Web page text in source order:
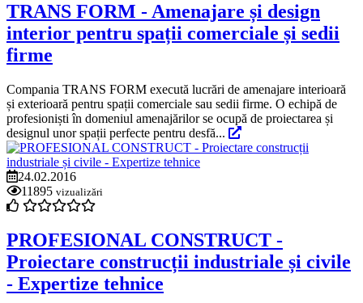
TRANS FORM - Amenajare și design
interior pentru spații comerciale și sedii
firme
Compania TRANS FORM execută lucrări de amenajare interioară
și exterioară pentru spații comerciale sau sedii firme. O echipă de
profesioniști în domeniul amenajărilor se ocupă de proiectarea și
designul unor spații perfecte pentru desfă...
24.02.2016
11895 vizualizări
PROFESIONAL CONSTRUCT -
Proiectare construcții industriale și civile
- Expertize tehnice